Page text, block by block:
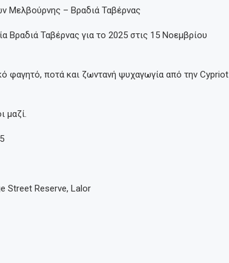
Μελβούρνης – Βραδιά Ταβέρνας
Βραδιά Ταβέρνας για το 2025 στις 15 Νοεμβρίου
φαγητό, ποτά και ζωντανή ψυχαγωγία από την Cypriot
μαζί.
Street Reserve, Lalor